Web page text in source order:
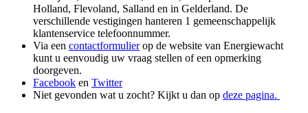
Holland, Flevoland, Salland en in Gelderland. De
verschillende vestigingen hanteren 1 gemeenschappelijk
klantenservice telefoonnummer.
Via een contactformulierop de website van Energiewacht
kunt u eenvoudig uw vraag stellen of een opmerking
doorgeven.
Facebook en Twitter
Niet gevonden wat u zocht? Kijkt u dan op deze pagina.